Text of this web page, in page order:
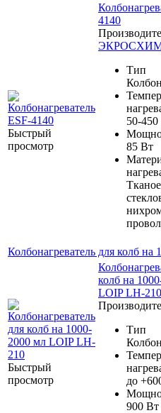
Быстрый
просмотр
4140
Тип
50-
85 Вт
Тканое
Колбонагреватель для колб
Быстрый
просмотр
колб на
LOIP LH-210
Тип
до
900 Вт